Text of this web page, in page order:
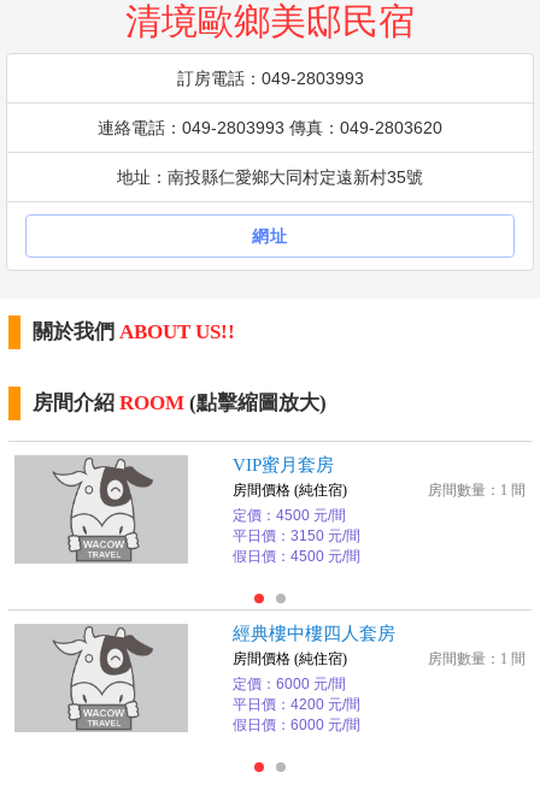
清境歐鄉美邸民宿
訂房電話：049-2803993
連絡電話：049-2803993 傳真：049-2803620
地址：南投縣仁愛鄉大同村定遠新村35號
網址
關於我們 ABOUT US!!
房間介紹 ROOM (點擊縮圖放大)
VIP蜜月套房
房間數量：1 間
房間價格 (純住宿)
定價：4500 元/間
平日價：3150 元/間
假日價：4500 元/間
經典樓中樓四人套房
房間數量：1 間
房間價格 (純住宿)
定價：6000 元/間
平日價：4200 元/間
假日價：6000 元/間